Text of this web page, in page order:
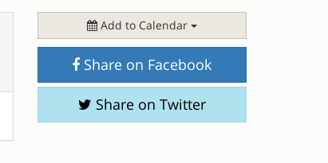
Add to Calendar
Share on Facebook
Share on Twitter